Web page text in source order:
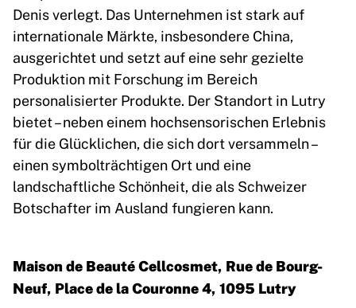
Denis verlegt. Das Unternehmen ist stark auf
internationale Märkte, insbesondere China,
ausgerichtet und setzt auf eine sehr gezielte
Produktion mit Forschung im Bereich
personalisierter Produkte. Der Standort in Lutry
bietet – neben einem hochsensorischen Erlebnis
für die Glücklichen, die sich dort versammeln –
einen symbolträchtigen Ort und eine
landschaftliche Schönheit, die als Schweizer
Botschafter im Ausland fungieren kann.
Maison de Beauté Cellcosmet, Rue de Bourg-
Neuf, Place de la Couronne 4, 1095 Lutry